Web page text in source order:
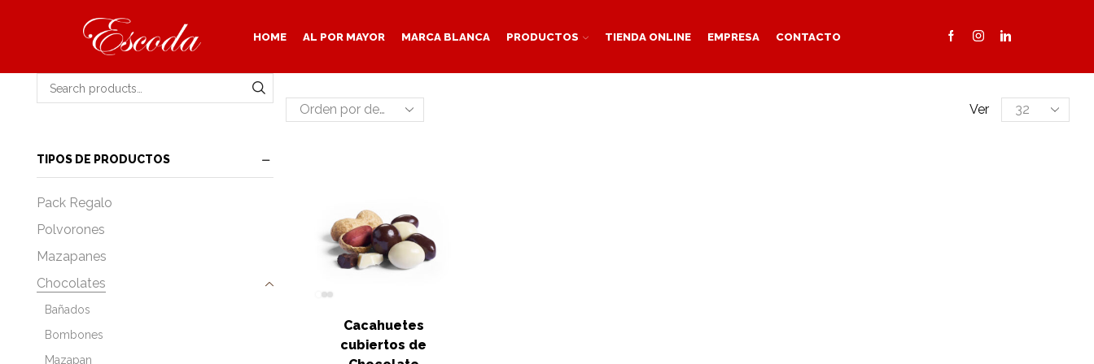
HOME AL POR MAYOR MARCA BLANCA PRODUCTOS TIENDA ONLINE EMPRESA CONTACTO
Ver
Products
per
Cacahuetes
cubiertos de
Search for: SEARCH
TIPOS DE PRODUCTOS
Pack Regalo
Polvorones
Mazapanes
Chocolates
Bañados
Bombones
Mazapan